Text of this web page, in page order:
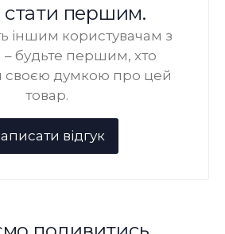
першим.
іншим користувачам з
будьте першим, хто
своєю думкою про цей
товар.